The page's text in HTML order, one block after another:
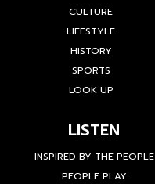
CULTURE
LIFESTYLE
HISTORY
SPORTS
LOOK UP
LISTEN
INSPIRED BY THE PEOPLE
PEOPLE PLAY